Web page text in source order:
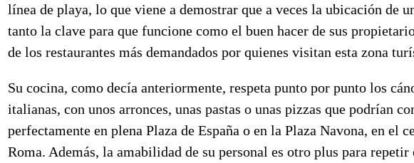
línea de playa, lo que viene a demostrar que a veces la ubicación de
tanto la clave para que funcione como el buen hacer de sus
de los restaurantes más demandados por quienes visitan esta zona
Su cocina, como decía anteriormente, respeta punto por punto los
italianas, con unos arronces, unas pastas o unas pizzas que podrían
perfectamente en plena Plaza de España o en la Plaza Navona, en el
Roma. Además, la amabilidad de su personal es otro plus para repetir